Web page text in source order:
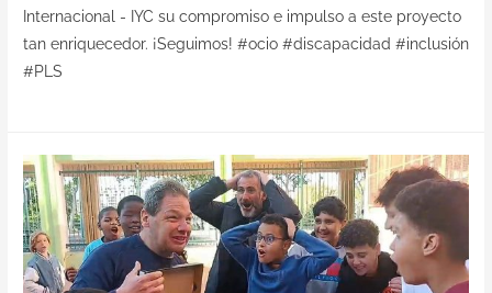
Internacional - IYC su compromiso e impulso a este proyecto
tan enriquecedor. ¡Seguimos! #ocio #discapacidad #inclusión
#PLS